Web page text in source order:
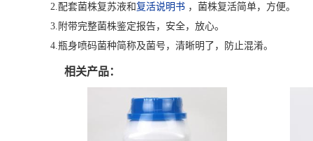
2.配套菌株复苏液和复活说明书 ，菌株复活简单，方便。
3.附带完整菌株鉴定报告，安全，放心。
4.瓶身喷码菌种简称及菌号，清晰明了，防止混淆。
相关产品：